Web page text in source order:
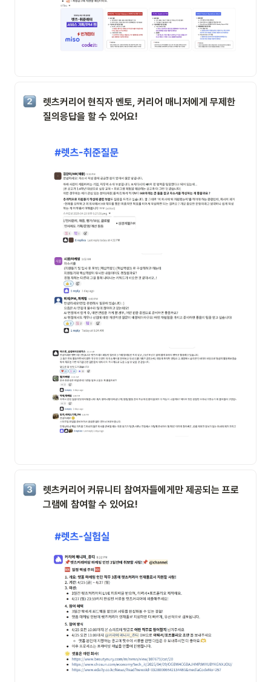
렛츠커리어 현직자 멘토, 커리어 매니저에게 무제한
질의응답을 할 수 있어요!
렛츠커리어 커뮤니티 참여자들에게만 제공되는 프로
그램에 참여할 수 있어요!